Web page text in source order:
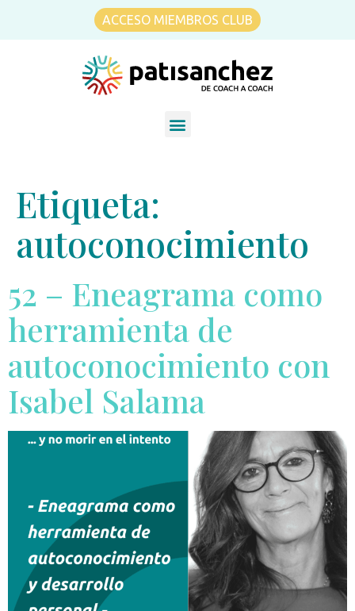
ACCESO MIEMBROS CLUB
Etiqueta:
autoconocimiento
52 – Eneagrama como
herramienta de
autoconocimiento con
Isabel Salama